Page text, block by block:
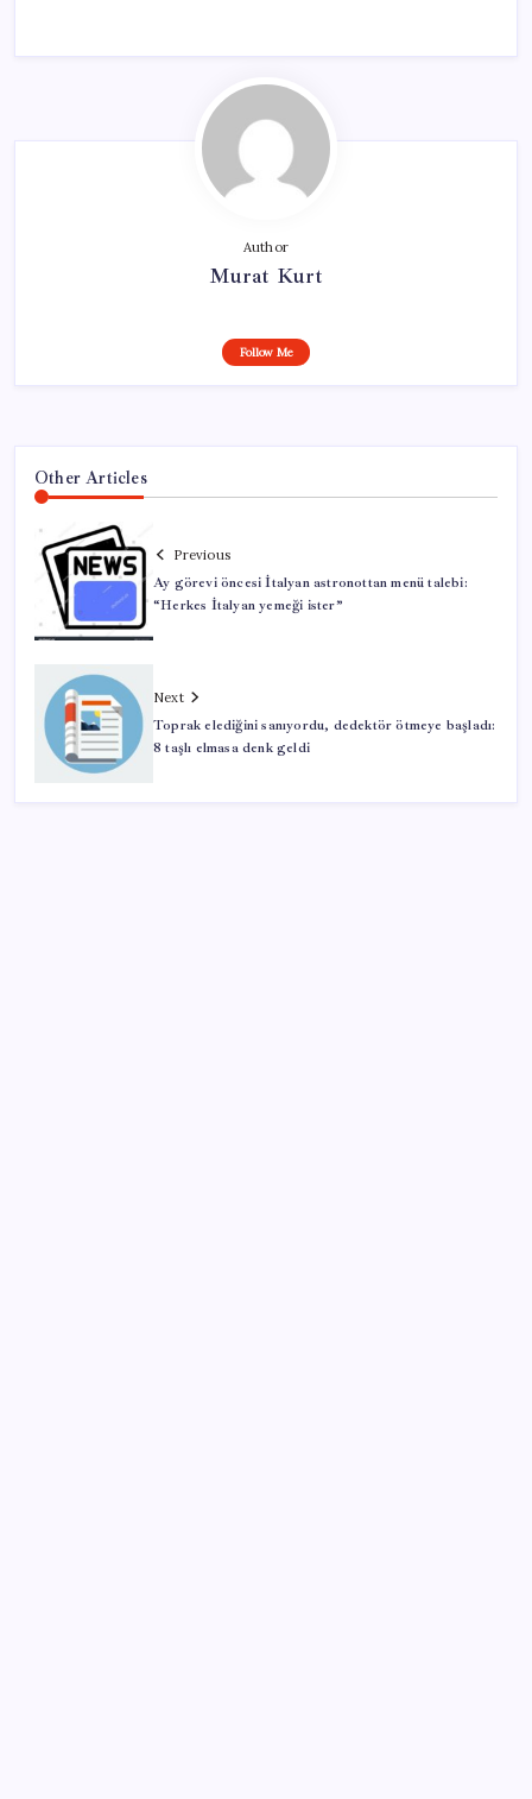
Author
Murat Kurt
Follow Me
Other Articles
Previous
Ay görevi öncesi İtalyan astronottan menü talebi:
“Herkes İtalyan yemeği ister”
Next
Toprak elediğini sanıyordu, dedektör ötmeye başladı:
8 taşlı elmasa denk geldi